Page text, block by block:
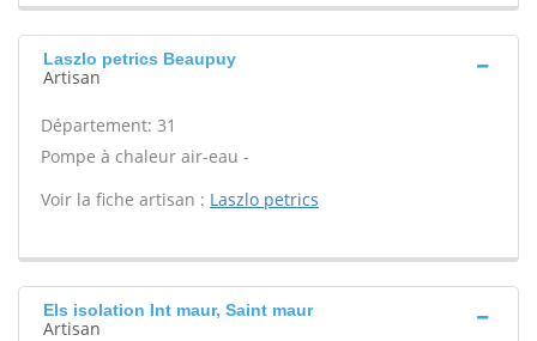
Laszlo petrics Beaupuy
Artisan
Département: 31
Pompe à chaleur air-eau -
Voir la fiche artisan : Laszlo petrics
Els isolation Int maur, Saint maur
Artisan